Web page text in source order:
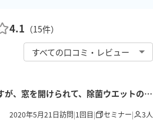
4.1 （15件）
すべての口コミ・レビュー
写真よりはかなり狭い感じですが、窓を開けられて、除菌ウエットの用意もあり良かった...
2020年5月21日訪問|1 回目| セミナー| 3人